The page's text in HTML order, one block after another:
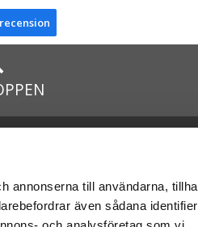
annonserna till användarna,
även sådana